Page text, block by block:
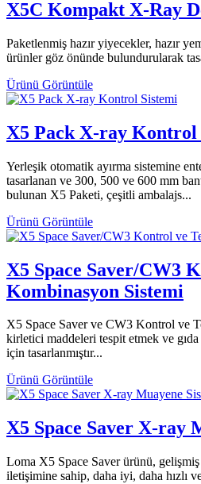
X5C Kompakt X-Ray
Paketlenmiş hazır yiyecekler, hazır
ürünler göz önünde bulundurularak
Ürünü Görüntüle
X5 Pack X-ray Kontrol
Yerleşik otomatik ayırma sistemine
tasarlanan ve 300, 500 ve 600 mm
bulunan X5 Paketi, çeşitli ambalajs...
Ürünü Görüntüle
X5 Space Saver/CW3
Kombinasyon Sistemi
X5 Space Saver ve CW3 Kontrol ve
kirletici maddeleri tespit etmek ve
için tasarlanmıştır...
Ürünü Görüntüle
X5 Space Saver X-ray
Loma X5 Space Saver ürünü,
iletişimine sahip, daha iyi, daha hızlı